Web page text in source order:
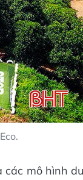
các mô hình du